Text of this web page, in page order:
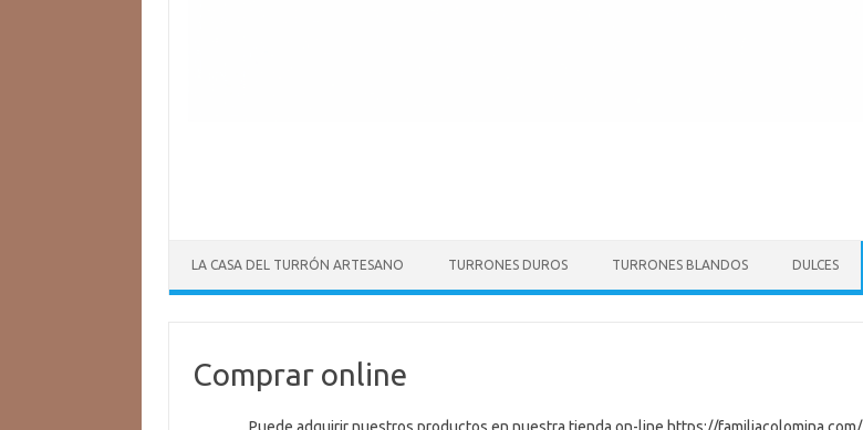
LA CASA DEL TURRÓN ARTESANO TURRONES DUROS TURRONES BLANDOS DULCES
Comprar online
Puede adquirir nuestros productos en nuestra tienda on-line https://familiacolomina.com/